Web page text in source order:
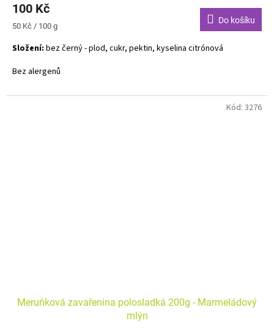
100 Kč
Měrná
50 Kč / 100 g
Do košíku
Složení: bez černý - plod, cukr, pektin, kyselina citrónová
Bez alergenů
Meruňková zavařenina polosladká 200g - Marmeládový
mlýn
Kód: 3276